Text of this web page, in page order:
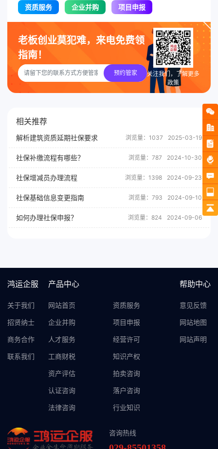
资质服务 企业并购 项目申报
老板创业莫犯难，来电免费领
指南！
预约管家
关注我们，了解更多
政策
相关推荐
解析建筑资质延期社保要求 浏览量：1037 2025-03-19
社保补缴流程有哪些？ 浏览量：787 2024-10-30
社保增减员办理流程 浏览量：1398 2024-09-23
社保基础信息变更指南 浏览量：793 2024-09-10
如何办理社保申报？ 浏览量：824 2024-09-06
鸿运企服
关于我们
招贤纳士
商务合作
联系我们
产品中心
网站首页 资质服务
企业并购 项目申报
人才服务 经营许可
工商财税 知识产权
资产评估 拍卖咨询
认证咨询 落户咨询
法律咨询 行业知识
帮助中心
意见反馈
网站地图
网站声明
咨询热线